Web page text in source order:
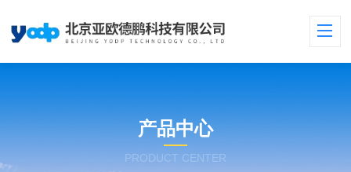
产品中心
PRODUCT CENTER